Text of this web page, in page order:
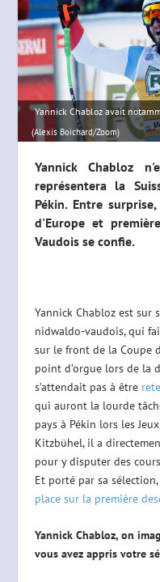
Yannick Chabloz avait
(Alexis Boichard/Zoom)
Yannick Chabloz
représentera la
Pékin. Entre
d'Europe et
Vaudois se confie.
Yannick Chabloz est sur
nidwaldo-vaudois, qui
sur le front de la Coupe
point d’orgue lors de la
s’attendait pas à être
qui auront la lourde
pays à Pékin lors les
Kitzbühel, il a
pour y disputer des
Et porté par sa
place sur la première
Yannick Chabloz, on
vous avez appris votre